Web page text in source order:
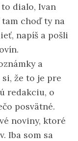
dialo, Ivan
choď ty na
napíš a pošli
a
že to je pre
redakciu, o
posvätné.
noviny, ktoré
Iba som sa